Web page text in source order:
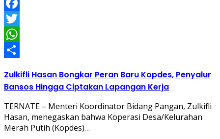
Facebook
Twitter
WhatsApp
Zulkifli Hasan Bongkar Peran Baru Kopdes, Penyalur
Bansos Hingga Ciptakan Lapangan Kerja
TERNATE – Menteri Koordinator Bidang Pangan, Zulkifli
Hasan, menegaskan bahwa Koperasi Desa/Kelurahan
Merah Putih (Kopdes)…